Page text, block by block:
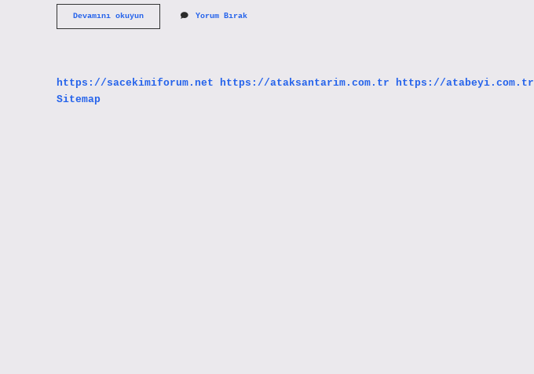
Devamını okuyunAsil
Ne
Yorum Bırak
https://sacekimiforum.net https://ataksantarim.com.tr https://atabeyi.com.tr
Sitemap